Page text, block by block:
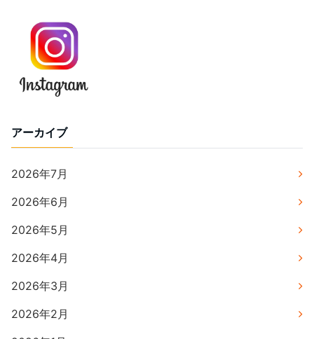
アーカイブ
2026年7月
2026年6月
2026年5月
2026年4月
2026年3月
2026年2月